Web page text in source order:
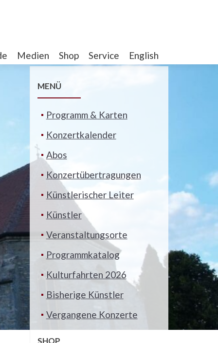
Medien Shop Service English
MENÜ
Programm & Karten
Konzertkalender
Abos
Konzertübertragungen
Künstlerischer Leiter
Künstler
Veranstaltungsorte
Programmkatalog
Kulturfahrten 2026
Bisherige Künstler
Vergangene Konzerte
SHOP